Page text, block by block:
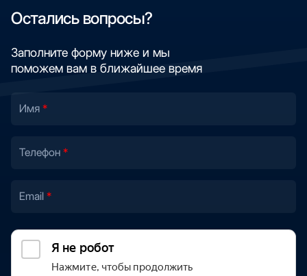
Остались вопросы?
Заполните форму ниже и мы
поможем вам в ближайшее время
Имя
Телефон
Email